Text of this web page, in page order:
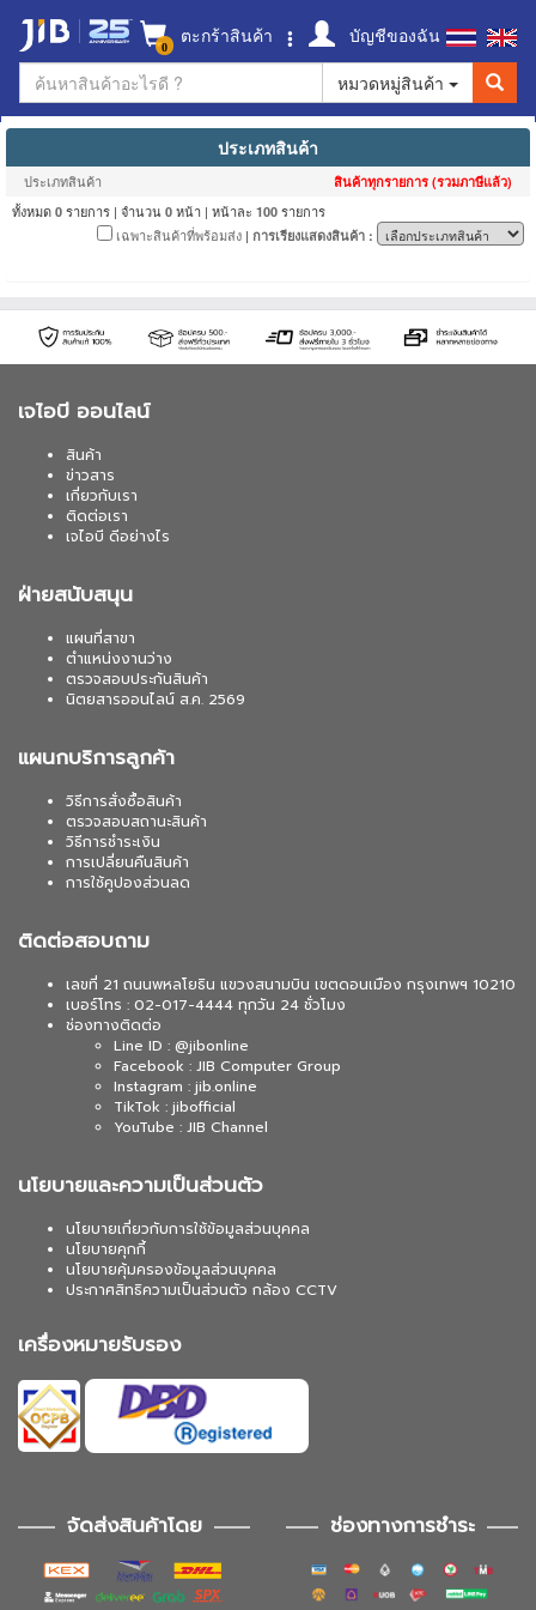
0 ตะกร้าสินค้า
บัญชีของฉัน
หมวดหมู่สินค้า
ประเภทสินค้า
ประเภทสินค้า สินค้าทุกรายการ (รวมภาษีแล้ว)
ทั้งหมด 0 รายการ | จำนวน 0 หน้า | หน้าละ 100 รายการ
เฉพาะสินค้าที่พร้อมส่ง | การเรียงแสดงสินค้า :
เจไอบี ออนไลน์
สินค้า
ข่าวสาร
เกี่ยวกับเรา
ติดต่อเรา
เจไอบี ดีอย่างไร
ฝ่ายสนับสนุน
แผนที่สาขา
ตำแหน่งงานว่าง
ตรวจสอบประกันสินค้า
นิตยสารออนไลน์ ส.ค. 2569
แผนกบริการลูกค้า
วิธีการสั่งซื้อสินค้า
ตรวจสอบสถานะสินค้า
วิธีการชำระเงิน
การเปลี่ยนคืนสินค้า
การใช้คูปองส่วนลด
ติดต่อสอบถาม
เลขที่ 21 ถนนพหลโยธิน แขวงสนามบิน เขตดอนเมือง กรุงเทพฯ 10210
เบอร์โทร : 02-017-4444 ทุกวัน 24 ชั่วโมง
ช่องทางติดต่อ
Line ID : @jibonline
Facebook : JIB Computer Group
Instagram : jib.online
TikTok : jibofficial
YouTube : JIB Channel
นโยบายและความเป็นส่วนตัว
นโยบายเกี่ยวกับการใช้ข้อมูลส่วนบุคคล
นโยบายคุกกี้
นโยบายคุ้มครองข้อมูลส่วนบุคคล
ประกาศสิทธิความเป็นส่วนตัว กล้อง CCTV
เครื่องหมายรับรอง
จัดส่งสินค้าโดย ช่องทางการชำระ